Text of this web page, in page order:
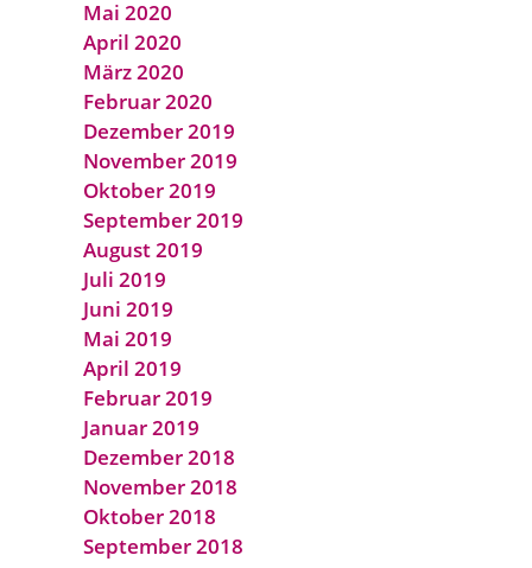
Mai 2020
April 2020
März 2020
Februar 2020
Dezember 2019
November 2019
Oktober 2019
September 2019
August 2019
Juli 2019
Juni 2019
Mai 2019
April 2019
Februar 2019
Januar 2019
Dezember 2018
November 2018
Oktober 2018
September 2018